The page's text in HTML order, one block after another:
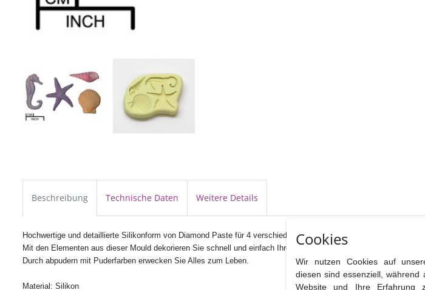
Beschreibung Technische Daten Weitere Details
Hochwertige und detaillierte Silikonform von Diamond Paste für 4 verschiedene Meerestiere wie einen Seestern,
Mit den Elementen aus dieser Mould dekorieren Sie schnell und einfach Ihre Meeres - oder Strandtorte.
Durch abpudern mit Puderfarben erwecken Sie Alles zum Leben.
Material: Silikon
Cookies
Wir nutzen Cookies auf
diesen sind essenziell, während
Website und Ihre Erfahrung